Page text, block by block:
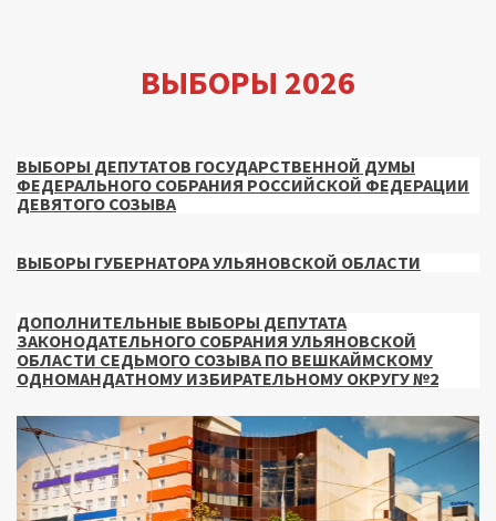
ВЫБОРЫ 2026
ВЫБОРЫ ДЕПУТАТОВ ГОСУДАРСТВЕННОЙ ДУМЫ
ФЕДЕРАЛЬНОГО СОБРАНИЯ РОССИЙСКОЙ ФЕДЕРАЦИИ
ДЕВЯТОГО СОЗЫВА
ВЫБОРЫ ГУБЕРНАТОРА УЛЬЯНОВСКОЙ ОБЛАСТИ
ДОПОЛНИТЕЛЬНЫЕ ВЫБОРЫ ДЕПУТАТА
ЗАКОНОДАТЕЛЬНОГО СОБРАНИЯ УЛЬЯНОВСКОЙ
ОБЛАСТИ СЕДЬМОГО СОЗЫВА ПО ВЕШКАЙМСКОМУ
ОДНОМАНДАТНОМУ ИЗБИРАТЕЛЬНОМУ ОКРУГУ №2